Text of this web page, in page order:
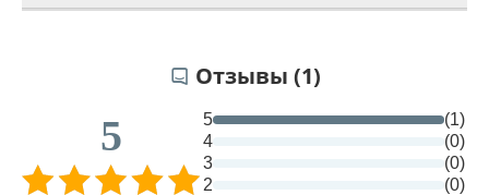
Отзывы (1)
5 5
(1)
4
(0)
3
(0)
2
(0)